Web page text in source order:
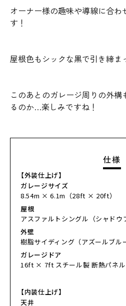
オーナー様の趣味や導線に合
す！
屋根色もシックな黒で引き締ま
このあとのガレージ周りの外
るのか…楽しみですね！
仕様
【外装仕上げ】
ガレージサイズ
8.54m × 6.1m（28ft × 20ft）
屋根
アスファルトシングル（シャドウ
外壁
樹脂サイディング（アズールブル
ガレージドア
16ft × 7ft スチール製 断熱パネル
【内装仕上げ】
天井